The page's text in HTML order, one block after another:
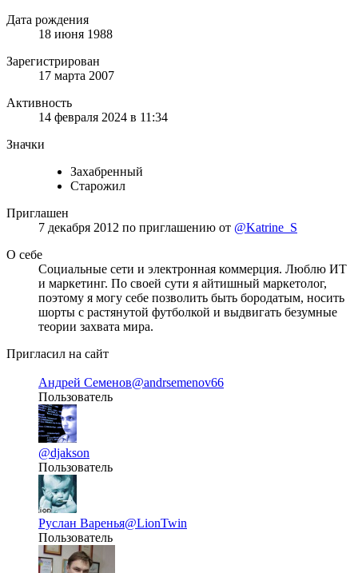
Дата рождения
18 июня 1988
Зарегистрирован
17 марта 2007
Активность
14 февраля 2024 в 11:34
Значки
Захабренный
Старожил
Приглашен
7 декабря 2012 по приглашению от @Katrine_S
О себе
Социальные сети и электронная коммерция. Люблю ИТ
и маркетинг. По своей сути я айтишный маркетолог,
поэтому я могу себе позволить быть бородатым, носить
шорты с растянутой футболкой и выдвигать безумные
теории захвата мира.
Пригласил на сайт
Андрей Семенов@andrsemenov66
Пользователь
@djakson
Пользователь
Руслан Варенья@LionTwin
Пользователь